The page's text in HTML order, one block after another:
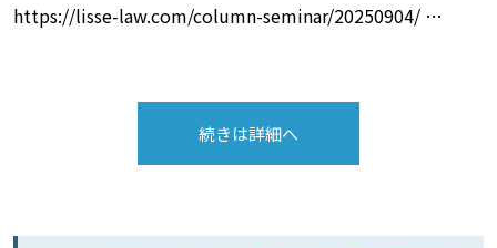
https://lisse-law.com/column-seminar/20250904/ …
続きは詳細へ